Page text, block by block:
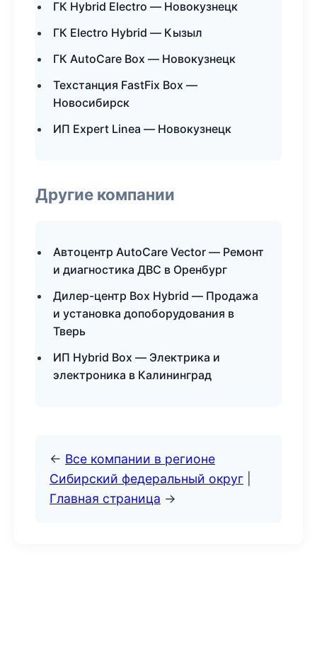
ГК Hybrid Electro — Новокузнецк
ГК Electro Hybrid — Кызыл
ГК AutoCare Box — Новокузнецк
Техстанция FastFix Box —
Новосибирск
ИП Expert Linea — Новокузнецк
Другие компании
Автоцентр AutoCare Vector — Ремонт
и диагностика ДВС в Оренбург
Дилер-центр Box Hybrid — Продажа
и установка допоборудования в
Тверь
ИП Hybrid Box — Электрика и
электроника в Калининград
← Все компании в регионе
Сибирский федеральный округ
Главная страница →